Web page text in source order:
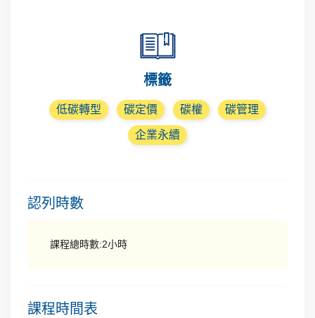
標籤
低碳轉型 碳定價 碳權 碳管理
企業永續
認列時數
課程總時數:2小時
課程時間表